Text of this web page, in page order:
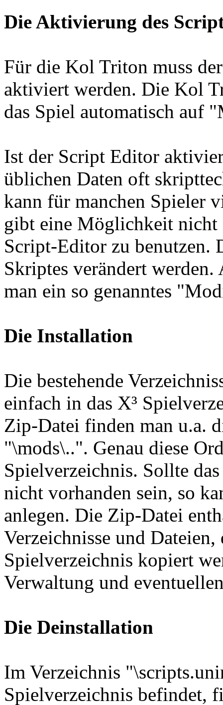
Die Aktivierung des
Für die Kol Triton muss
aktiviert werden. Die Kol
das Spiel automatisch auf
Ist der Script Editor
üblichen Daten oft
kann für manchen Spieler
gibt eine Möglichkeit nicht
Script-Editor zu benutzen.
Skriptes verändert
man ein so genanntes
Die Installation
Die bestehende
einfach in das X³
Zip-Datei finden man u.a.
"\mods\..". Genau diese
Spielverzeichnis. Sollte
nicht vorhanden sein, so
anlegen. Die Zip-Datei
Verzeichnisse und Dateien,
Spielverzeichnis kopiert
Verwaltung und
Die Deinstallation
Im Verzeichnis
Spielverzeichnis befindet,